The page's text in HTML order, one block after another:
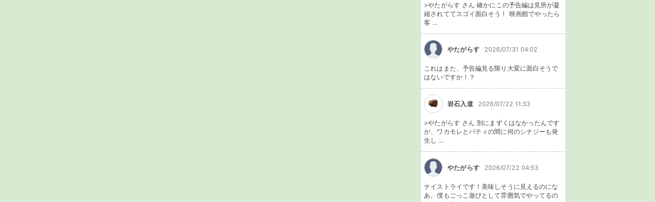
>やたがらす さん 確かにこの予告編は見所が凝
縮されててスゴイ面白そう！ 映画館でやったら
客 ...
やたがらす 2026/07/31 04:02
これはまた、予告編見る限り大変に面白そうで
はないですか！？
岩石入道 2026/07/22 11:33
>やたがらす さん 別にまずくはなかったんです
が、ワカモレとパティの間に何のシナジーも発
生し ...
やたがらす 2026/07/22 04:53
ナイストライです！美味しそうに見えるのにな
あ。僕もごっこ遊びとして雰囲気でやってるの